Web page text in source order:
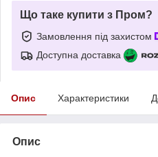
Що таке купити з Пром?
Замовлення під захистом
Доступна доставка
Опис Характеристики
Опис